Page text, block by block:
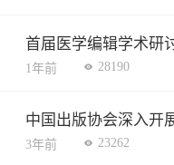
首届医学编辑学术研
1年前 28190
中国出版协会深入开
3年前 23262